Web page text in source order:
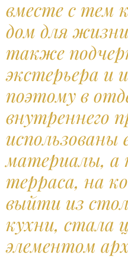
вместе с тем
дом для
также
экстерьера и
поэтому в
внутреннего
использованы
материалы, а
терраса, на
выйти из
кухни, стала
элементом